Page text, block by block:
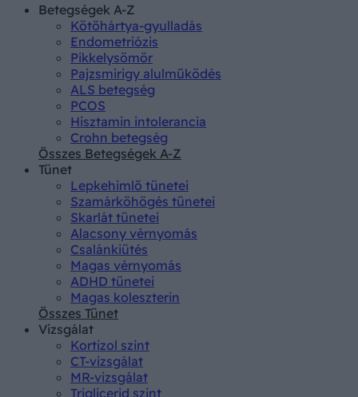
Betegségek A-Z
Kötőhártya-gyulladás
Endometriózis
Pikkelysömör
Pajzsmirigy alulműködés
ALS betegség
PCOS
Hisztamin intolerancia
Crohn betegség
Összes Betegségek A-Z
Tünet
Lepkehimlő tünetei
Szamárköhögés tünetei
Skarlát tünetei
Alacsony vérnyomás
Csalánkiütés
Magas vérnyomás
ADHD tünetei
Magas koleszterin
Összes Tünet
Vizsgálat
Kortizol szint
CT-vizsgálat
MR-vizsgálat
Triglicerid szint